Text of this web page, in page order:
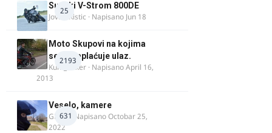
25
Suzuki V-Strom 800DE
Jovan Ristic · Napisano Jun 18
2193
Moto Skupovi na kojima
se ne naplaćuje ulaz.
Kum_Mixer · NapisanoApril 16,
2013
631
Veselo, kamere
GR 46· NapisanoOctobar 25,
2022